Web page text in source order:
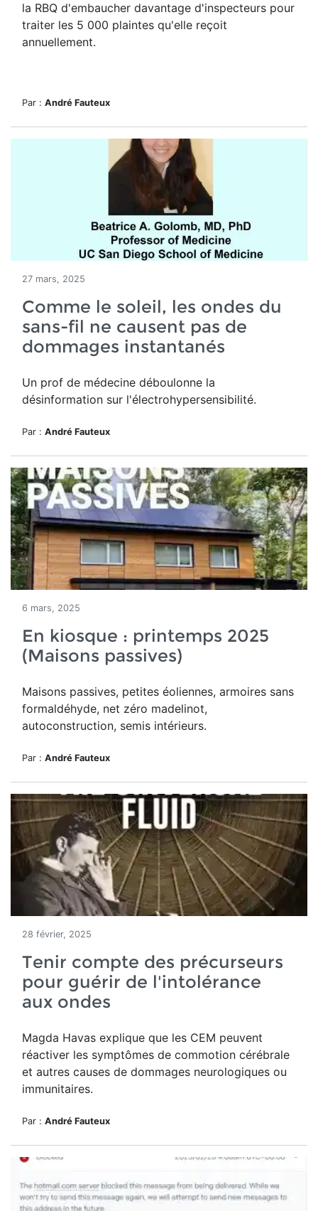
la RBQ d'embaucher davantage d'inspecteurs pour
traiter les 5 000 plaintes qu'elle reçoit
annuellement.
Par : André Fauteux
27 mars, 2025
Comme le soleil, les ondes du
sans-fil ne causent pas de
dommages instantanés
Un prof de médecine déboulonne la
désinformation sur l'électrohypersensibilité.
Par : André Fauteux
6 mars, 2025
En kiosque : printemps 2025
(Maisons passives)
Maisons passives, petites éoliennes, armoires sans
formaldéhyde, net zéro madelinot,
autoconstruction, semis intérieurs.
Par : André Fauteux
28 février, 2025
Tenir compte des précurseurs
pour guérir de l'intolérance
aux ondes
Magda Havas explique que les CEM peuvent
réactiver les symptômes de commotion cérébrale
et autres causes de dommages neurologiques ou
immunitaires.
Par : André Fauteux